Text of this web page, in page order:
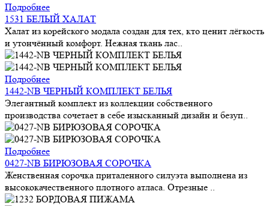
Подробнее
1531 БЕЛЫЙ ХАЛАТ
Халат из корейского модала создан для тех, кто ценит лёгкость
и утончённый комфорт. Нежная ткань лас..
Подробнее
1442-NB ЧЕРНЫЙ КОМПЛЕКТ БЕЛЬЯ
Элегантный комплект из коллекции собственного
производства сочетает в себе изысканный дизайн и безуп..
Подробнее
0427-NB БИРЮЗОВАЯ СОРОЧКА
Женственная сорочка приталенного силуэта выполнена из
высококачественного плотного атласа. Отрезные ..